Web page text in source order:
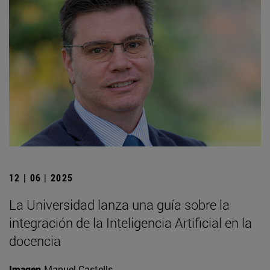
12 | 06 | 2025
La Universidad lanza una guía sobre la
integración de la Inteligencia Artificial en la
docencia